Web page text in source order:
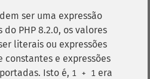
ser uma expressão
PHP 8.2.0, os valores
literais ou expressões
constantes e expressões
Isto é, 1 + 1 era